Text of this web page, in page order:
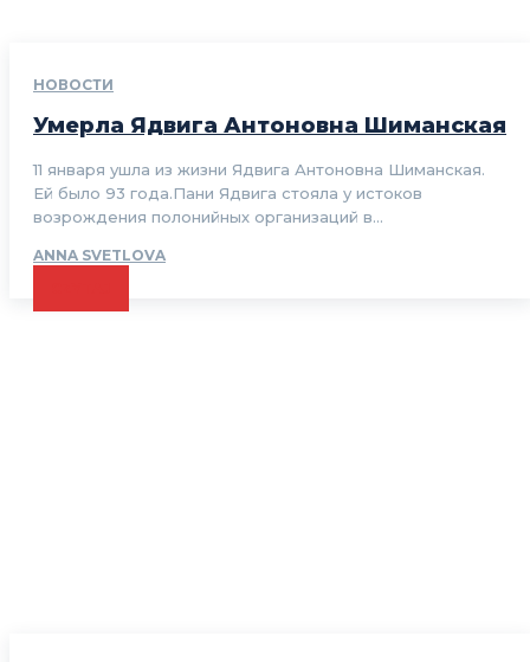
НОВОСТИ
Умерла Ядвига Антоновна Шиманская
11 января ушла из жизни Ядвига Антоновна Шиманская.
Ей было 93 года.Пани Ядвига стояла у истоков
возрождения полонийных организаций в...
ANNA SVETLOVA